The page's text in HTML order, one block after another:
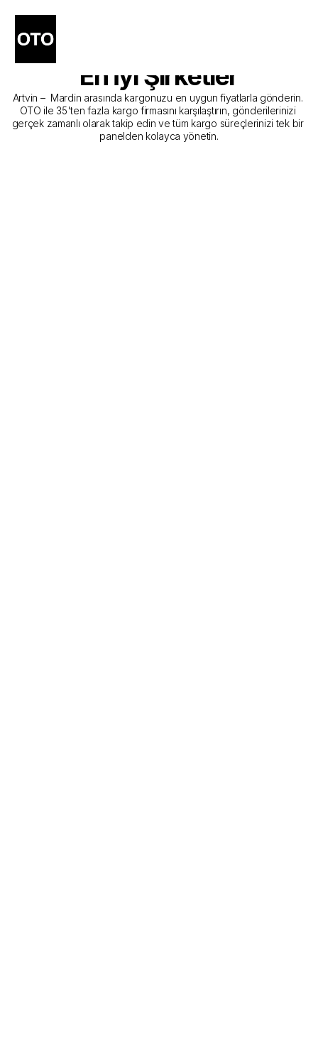
Artvin - Mardin Kargo
Gönderim Hizmeti Sunan
En İyi Şirketler
Artvin –  Mardin arasında kargonuzu en uygun fiyatlarla gönderin.
OTO ile 35'ten fazla kargo firmasını karşılaştırın, gönderilerinizi
gerçek zamanlı olarak takip edin ve tüm kargo süreçlerinizi tek bir
panelden kolayca yönetin.